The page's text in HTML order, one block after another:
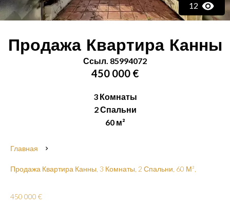
12
Продажа Квартира Канны
Ссыл. 85994072
450 000 €
3 Комнаты
2 Спальни
60 м²
Главная
Продажа Квартира Канны, 3 Комнаты, 2 Спальни, 60 М²,
450 000 €